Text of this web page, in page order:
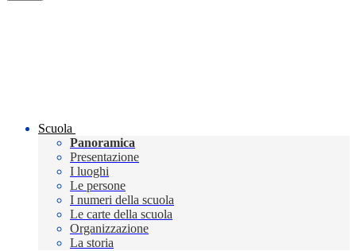
Scuola
Panoramica
Presentazione
I luoghi
Le persone
I numeri della scuola
Le carte della scuola
Organizzazione
La storia